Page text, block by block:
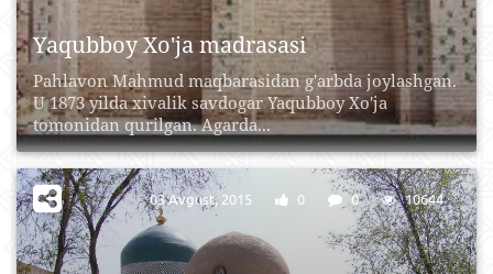
Yaqubboy Xo'ja madrasasi
Pahlavon Mahmud maqbarasidan g'arbda joylashgan.
U 1873 yilda xivalik savdogar Yaqubboy Xo'ja
tomonidan qurilgan. Agarda...
03 Avgust, 2015 0 0 10644